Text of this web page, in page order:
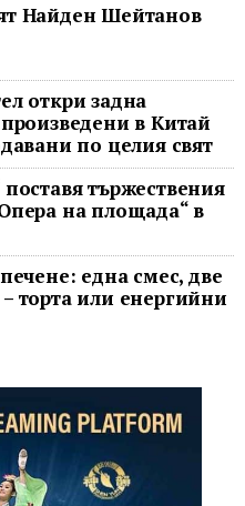
Найден Шейтанов
откри задна
в Китай
по целия свят
поставя тържествения
на площада“ в
една смес, две
торта или енергийни